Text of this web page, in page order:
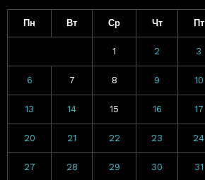
Пн Вт Ср Чт Пт
1 2 3
6 7 8 9 10
13 14 15 16 17
20 21 22 23 24
27 28 29 30 31